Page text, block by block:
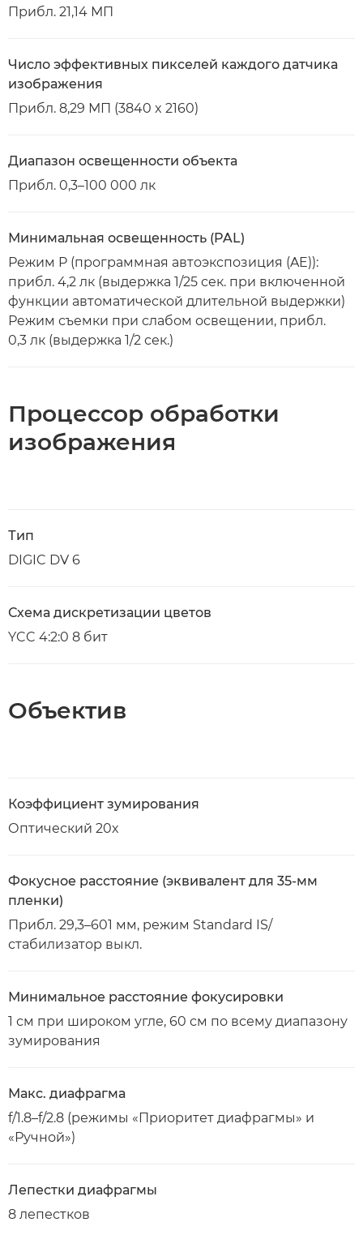
Прибл. 21,14 МП
Число эффективных пикселей каждого датчика
изображения
Прибл. 8,29 МП (3840 x 2160)
Диапазон освещенности объекта
Прибл. 0,3–100 000 лк
Минимальная освещенность (PAL)
Режим P (программная автоэкспозиция (AE)):
прибл. 4,2 лк (выдержка 1/25 сек. при включенной
функции автоматической длительной выдержки)
Режим съемки при слабом освещении, прибл.
0,3 лк (выдержка 1/2 сек.)
Процессор обработки
изображения
Тип
DIGIC DV 6
Схема дискретизации цветов
YCC 4:2:0 8 бит
Объектив
Коэффициент зумирования
Оптический 20х
Фокусное расстояние (эквивалент для 35-мм
пленки)
Прибл. 29,3–601 мм, режим Standard IS/
стабилизатор выкл.
Минимальное расстояние фокусировки
1 см при широком угле, 60 см по всему диапазону
зумирования
Макс. диафрагма
f/1.8–f/2.8 (режимы «Приоритет диафрагмы» и
«Ручной»)
Лепестки диафрагмы
8 лепестков